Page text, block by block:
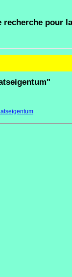
recherche pour